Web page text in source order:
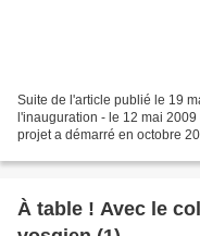
Suite de l'article publié le 19
l'inauguration - le 12 mai
projet a démarré en octobre
À table ! Avec le